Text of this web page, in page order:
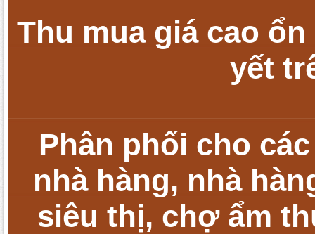
Thu mua giá cao
yết
Phân phối cho
nhà hàng, nhà
siêu thị, chợ ẩm